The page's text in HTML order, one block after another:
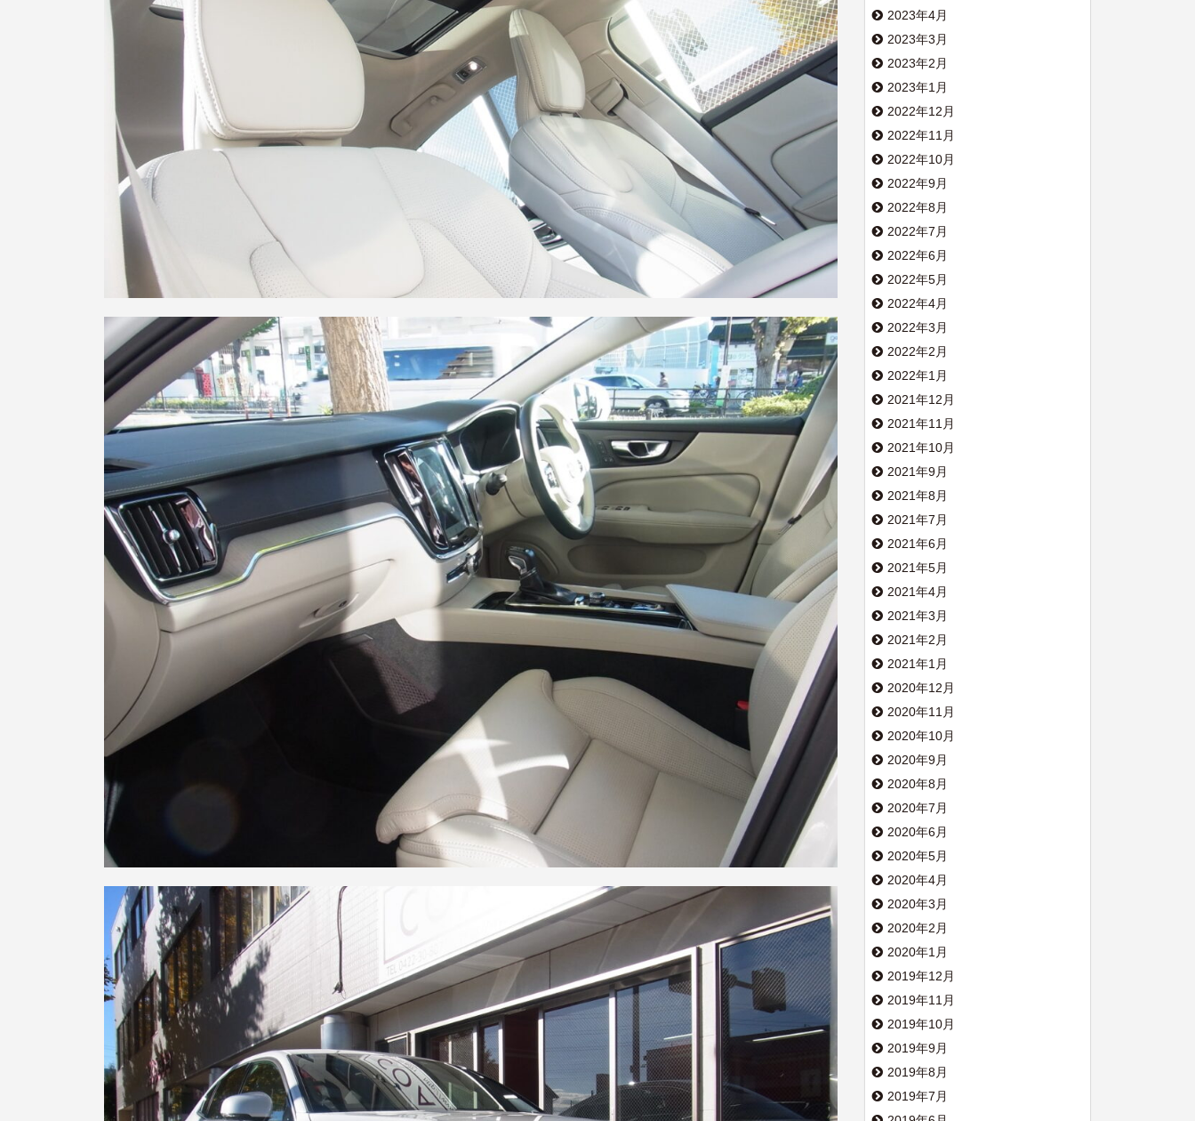
2023年4月
2023年3月
2023年2月
2023年1月
2022年12月
2022年11月
2022年10月
2022年9月
2022年8月
2022年7月
2022年6月
2022年5月
2022年4月
2022年3月
2022年2月
2022年1月
2021年12月
2021年11月
2021年10月
2021年9月
2021年8月
2021年7月
2021年6月
2021年5月
2021年4月
2021年3月
2021年2月
2021年1月
2020年12月
2020年11月
2020年10月
2020年9月
2020年8月
2020年7月
2020年6月
2020年5月
2020年4月
2020年3月
2020年2月
2020年1月
2019年12月
2019年11月
2019年10月
2019年9月
2019年8月
2019年7月